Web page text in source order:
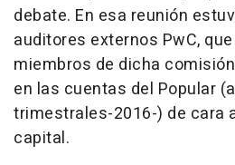
debate. En esa reunión
auditores externos PwC,
miembros de dicha
en las cuentas del Popular
trimestrales-2016-) de cara
capital.